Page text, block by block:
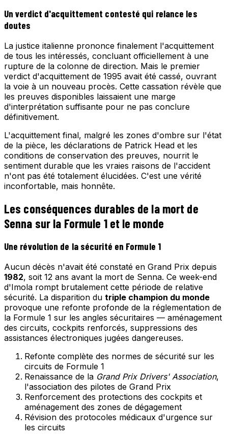
Un verdict d'acquittement contesté qui relance les
doutes
La justice italienne prononce finalement l'acquittement
de tous les intéressés, concluant officiellement à une
rupture de la colonne de direction. Mais le premier
verdict d'acquittement de 1995 avait été cassé, ouvrant
la voie à un nouveau procès. Cette cassation révèle que
les preuves disponibles laissaient une marge
d'interprétation suffisante pour ne pas conclure
définitivement.
L'acquittement final, malgré les zones d'ombre sur l'état
de la pièce, les déclarations de Patrick Head et les
conditions de conservation des preuves, nourrit le
sentiment durable que les vraies raisons de l'accident
n'ont pas été totalement élucidées. C'est une vérité
inconfortable, mais honnête.
Les conséquences durables de la mort de
Senna sur la Formule 1 et le monde
Une révolution de la sécurité en Formule 1
Aucun décès n'avait été constaté en Grand Prix depuis
1982, soit 12 ans avant la mort de Senna. Ce week-end
d'Imola rompt brutalement cette période de relative
sécurité. La disparition du triple champion du monde
provoque une refonte profonde de la réglementation de
la Formule 1 sur les angles sécuritaires — aménagement
des circuits, cockpits renforcés, suppressions des
assistances électroniques jugées dangereuses.
Refonte complète des normes de sécurité sur les
circuits de Formule 1
Renaissance de la Grand Prix Drivers' Association,
l'association des pilotes de Grand Prix
Renforcement des protections des cockpits et
aménagement des zones de dégagement
Révision des protocoles médicaux d'urgence sur
les circuits